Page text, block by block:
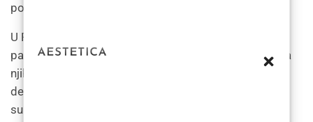
potrebi.
U Poliklinici LF liječnici blisko surađuju sa svojim
pacijentima kako bi razvili plan liječenja koji odgovara
njihovim specifičnim potrebama i ciljevima. Cijena
dermalnih filera u Poliklinici LF odražava postupnost i
suptilnost tretmana.